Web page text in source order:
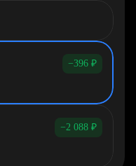
−396 ₽
−2 088 ₽